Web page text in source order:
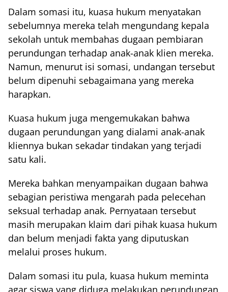
Dalam somasi itu, kuasa hukum menyatakan
sebelumnya mereka telah mengundang kepala
sekolah untuk membahas dugaan pembiaran
perundungan terhadap anak-anak klien mereka.
Namun, menurut isi somasi, undangan tersebut
belum dipenuhi sebagaimana yang mereka
harapkan.
Kuasa hukum juga mengemukakan bahwa
dugaan perundungan yang dialami anak-anak
kliennya bukan sekadar tindakan yang terjadi
satu kali.
Mereka bahkan menyampaikan dugaan bahwa
sebagian peristiwa mengarah pada pelecehan
seksual terhadap anak. Pernyataan tersebut
masih merupakan klaim dari pihak kuasa hukum
dan belum menjadi fakta yang diputuskan
melalui proses hukum.
Dalam somasi itu pula, kuasa hukum meminta
agar siswa yang diduga melakukan perundungan